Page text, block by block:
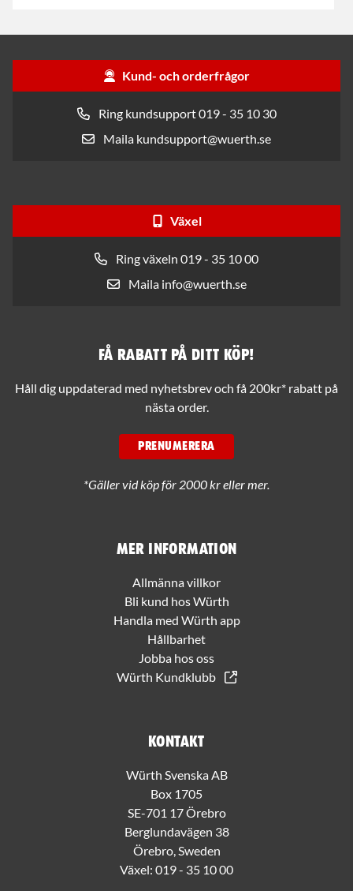
Kund- och orderfrågor
Ring kundsupport 019 - 35 10 30
Maila kundsupport@wuerth.se
Växel
Ring växeln 019 - 35 10 00
Maila info@wuerth.se
Mer information
Allmänna villkor
Bli kund hos Würth
Handla med Würth app
Hållbarhet
Jobba hos oss
Würth Kundklubb
Kontakt
Würth Svenska AB
Box 1705
SE-701 17 Örebro
Berglundavägen 38
Örebro, Sweden
Växel: 019 - 35 10 00
Få rabatt på ditt köp!
Håll dig uppdaterad med nyhetsbrev och få 200kr* rabatt på
nästa order.
PRENUMERERA
*Gäller vid köp för 2000 kr eller mer.